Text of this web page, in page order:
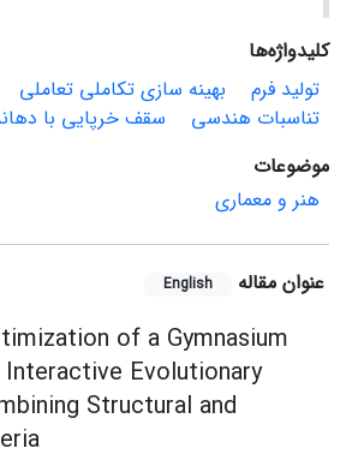
کلیدواژه‌ها
تولید فرم
بهینه سازی تکاملی تعاملی
تناسبات هندسی
سقف خرپایی با
موضوعات
هنر و معماری
عنوان مقاله English
of a Gymnasium
Interactive Evolutionary
Structural and